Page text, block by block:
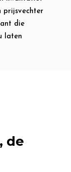
prijsvechter
die
laten
de